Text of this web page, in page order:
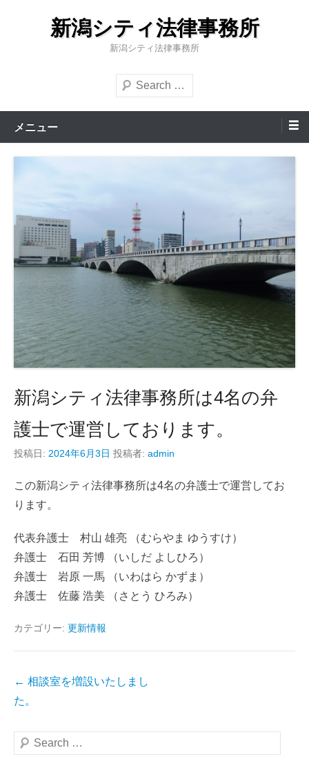
キ
新潟シティ法律事務所
新潟シティ法律事務所
検
索
メニュー
新潟シティ法律事務所は4名の弁
護士で運営しております。
投稿日: 2024年6月3日 投稿者: admin
この新潟シティ法律事務所は4名の弁護士で運営してお
ります。
代表弁護士 村山 雄亮 （むらやま ゆうすけ）
弁護士 石田 芳博 （いしだ よしひろ）
弁護士 岩原 一馬 （いわはら かずま）
弁護士 佐藤 浩美 （さとう ひろみ）
カテゴリー: 更新情報
投
稿
ビ
ゲ
← 相談室を増設いたしまし
た。
検